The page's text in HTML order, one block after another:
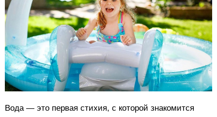
Вода — это первая стихия, с которой знакомится